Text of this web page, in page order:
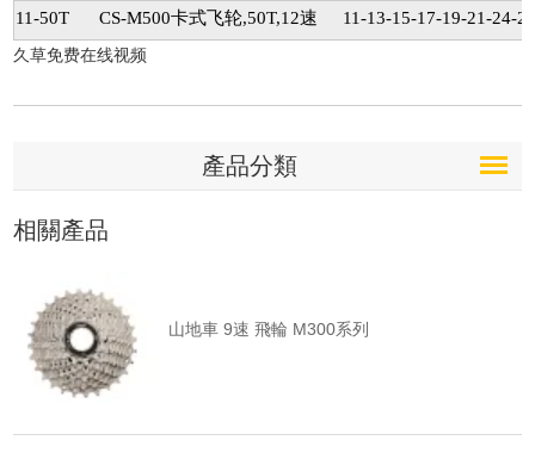
11-50T CS-M500卡式飞轮,50T,12速
11-13-15-17-19-21-24-
久草免费在线视频
產品分類
相關產品
山地車 9速 飛輪 M300系列